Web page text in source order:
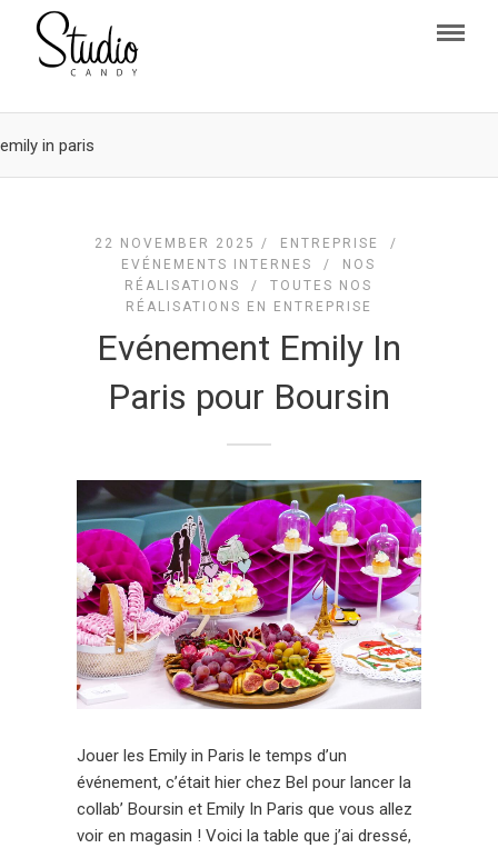
emily in paris
22 NOVEMBER 2025 / ENTREPRISE
/
EVÉNEMENTS INTERNES
/
NOS
RÉALISATIONS
/TOUTES NOS
RÉALISATIONS EN ENTREPRISE
Evénement Emily In
Paris pour Boursin
Jouer les Emily in Paris le temps d’un
événement, c’était hier chez Bel pour lancer la
collab’ Boursin et Emily In Paris que vous allez
voir en magasin ! Voici la table que j’ai dressé,